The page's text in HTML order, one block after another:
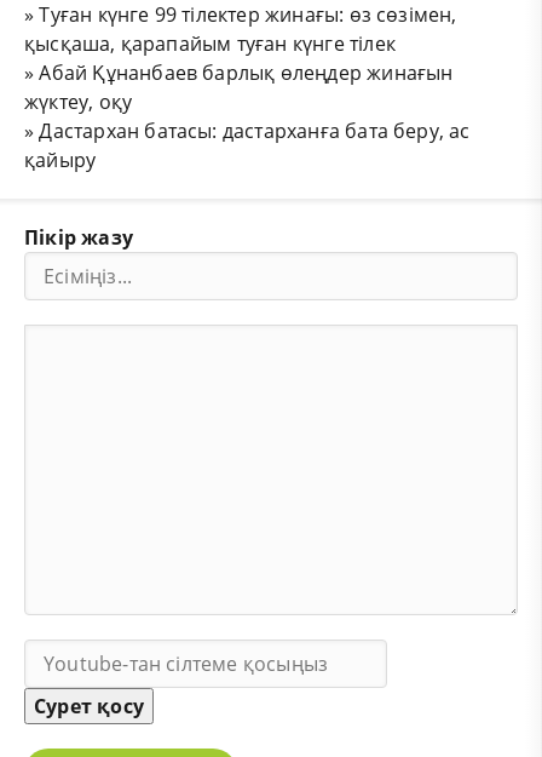
»Туған күнге 99 тілектер жинағы: өз сөзімен,
қысқаша, қарапайым туған күнге тілек
»Абай Құнанбаев барлық өлеңдер жинағын
жүктеу, оқу
»Дастархан батасы: дастарханға бата беру, ас
қайыру
Пікір жазу
Сурет қосу